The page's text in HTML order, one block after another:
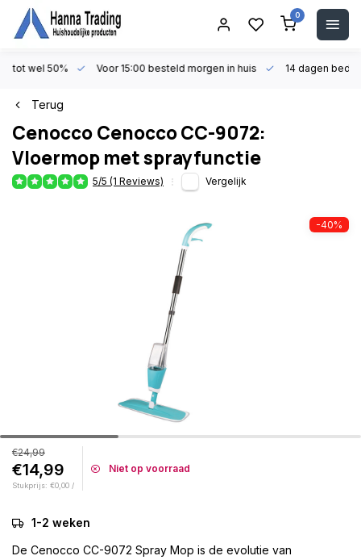
0
tot wel 50% Voor 15:00 besteld morgen in huis 14 dagen
Terug
CenoccoCenocco CC-9072:
Vloermop met sprayfunctie
5/5 (1 Reviews) Vergelijk
-40%
€24,99
€14,99
Stukprijs: €0,00 /
Niet op voorraad
1-2 weken
De Cenocco CC-9072 Spray Mop is de evolutie van